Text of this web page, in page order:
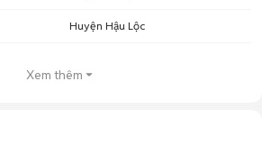
Huyện Hậu Lộc
Xem thêm